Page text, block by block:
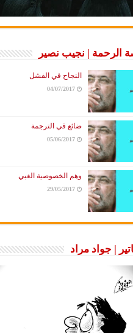
الرحمة | نجيب نصير
النجاح في الفشل
04/07/2017
ضائع في الترجمة
05/06/2017
وهم الخصوصية الغبي
29/05/2017
| جواد مراد